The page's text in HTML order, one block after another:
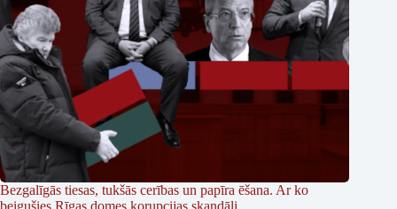
Bezgalīgās tiesas, tukšās cerības un papīra ēšana. Ar ko